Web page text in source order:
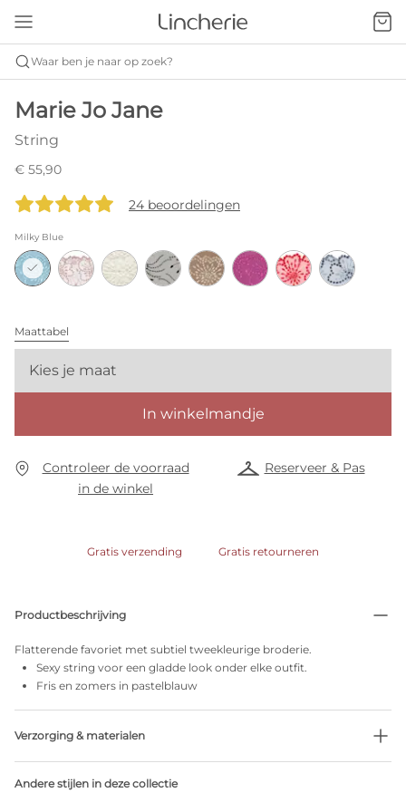
Waar ben je naar op zoek?
Marie Jo Jane
String
€ 55,90
24 beoordelingen
Milky Blue
Maattabel
Kies je maat
In winkelmandje
Controleer de voorraad
in de winkel
Reserveer & Pas
Gratis verzending Gratis retourneren
Productbeschrijving
Flatterende favoriet met subtiel tweekleurige broderie.
Sexy string voor een gladde look onder elke outfit.
Fris en zomers in pastelblauw
Verzorging & materialen
Geen professionele reiniging
Andere stijlen in deze collectie